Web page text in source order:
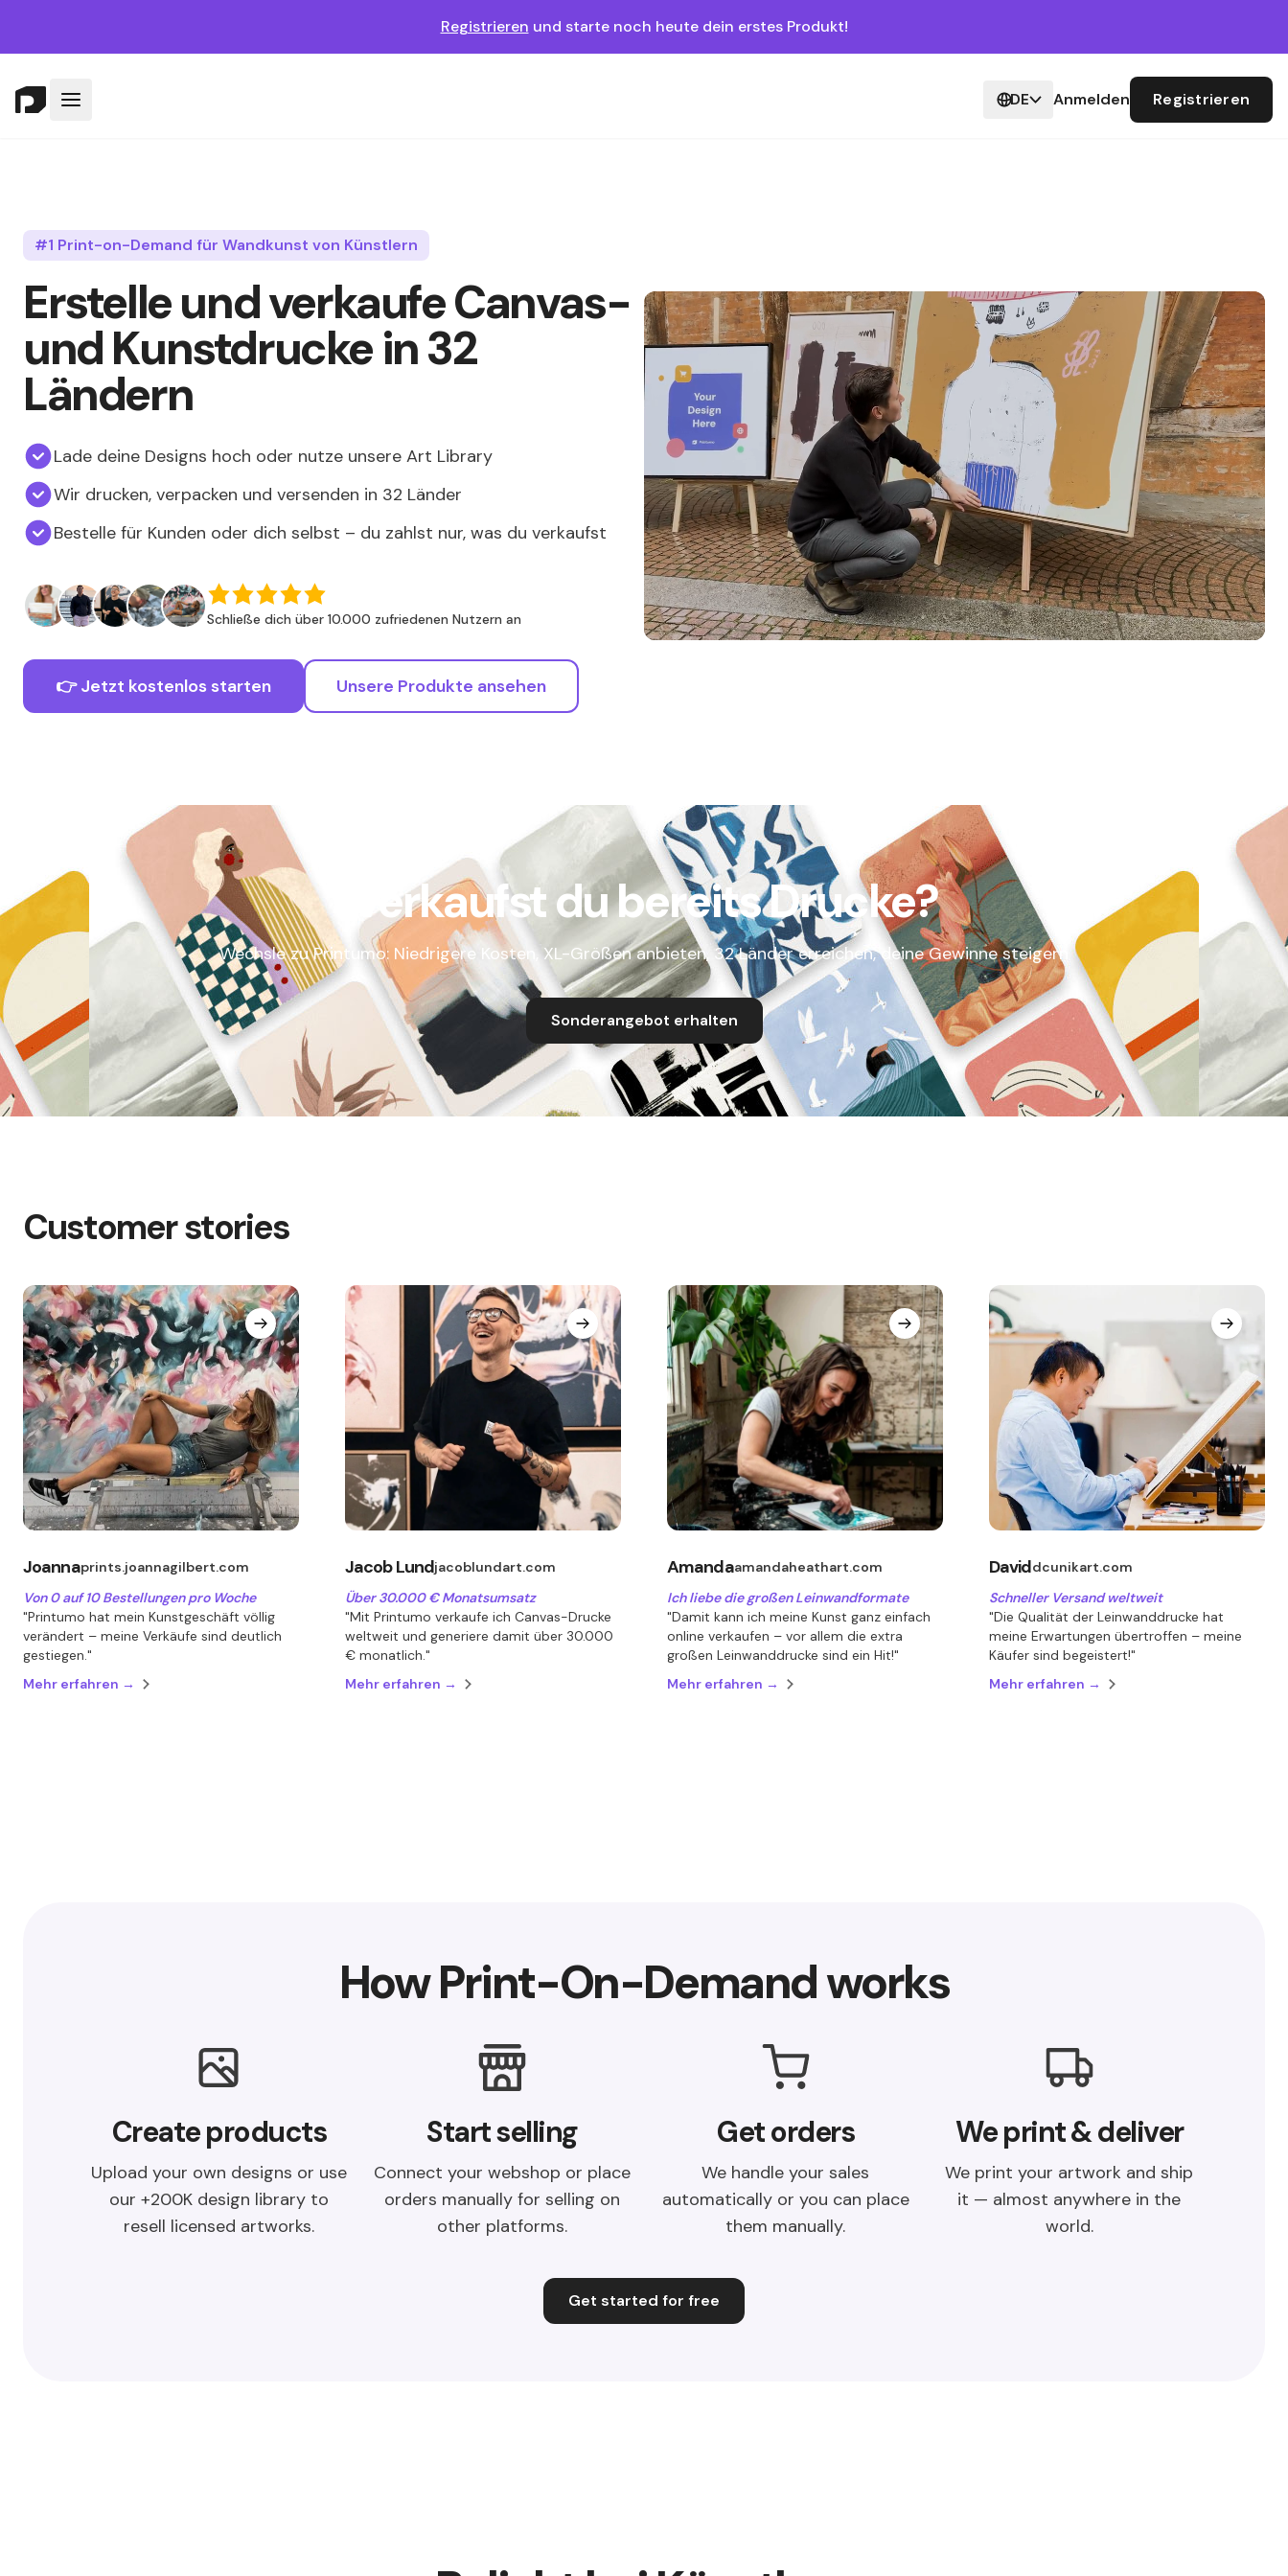
Registrieren und starte noch heute dein erstes Produkt!
DE Anmelden Registrieren
#1 Print-on-Demand für Wandkunst von Künstlern
Erstelle und verkaufe Canvas-
und Kunstdrucke in 32
Ländern
Lade deine Designs hoch oder nutze unsere Art Library
Wir drucken, verpacken und versenden in 32 Länder
Bestelle für Kunden oder dich selbst – du zahlst nur, was du verkaufst
Schließe dich über 10.000 zufriedenen Nutzern an
👉 Jetzt kostenlos starten Unsere Produkte ansehen
Verkaufst du bereits Drucke?
Wechsle zu Printumo: Niedrigere Kosten, XL-Größen anbieten, 32 Länder erreichen, deine Gewinne steigern
Sonderangebot erhalten
Customer stories
Joannaprints.joannagilbert.com
Von 0 auf 10 Bestellungen pro Woche
"Printumo hat mein Kunstgeschäft völlig
verändert – meine Verkäufe sind deutlich
gestiegen."
Mehr erfahren →
Jacob Lundjacoblundart.com
Über 30.000 € Monatsumsatz
"Mit Printumo verkaufe ich Canvas-Drucke
weltweit und generiere damit über 30.000
€ monatlich."
Mehr erfahren →
Amandaamandaheathart.com
Ich liebe die großen Leinwandformate
"Damit kann ich meine Kunst ganz einfach
online verkaufen – vor allem die extra
großen Leinwanddrucke sind ein Hit!"
Mehr erfahren →
Daviddcunikart.com
Schneller Versand weltweit
"Die Qualität der Leinwanddrucke hat
meine Erwartungen übertroffen – meine
Käufer sind begeistert!"
Mehr erfahren →
How Print-On-Demand works
Create products
Upload your own designs or use
our +200K design library to
resell licensed artworks.
Start selling
Connect your webshop or place
orders manually for selling on
other platforms.
Get orders
We handle your sales
automatically or you can place
them manually.
We print & deliver
We print your artwork and ship
it — almost anywhere in the
world.
Get started for free